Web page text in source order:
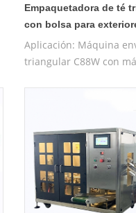
Empaquetadora de té
con bolsa para
Aplicación: Máquina
triangular C88W con
Longjing, Damaofeng,
Dahongpao, té de
ginseng, etc.
piramidal de nailon
materiales ecológicos.